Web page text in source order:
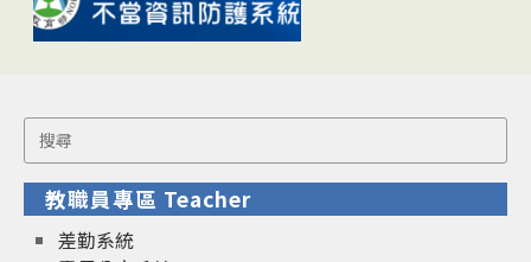
Search
for:
教職員專區 Teacher
差勤系統